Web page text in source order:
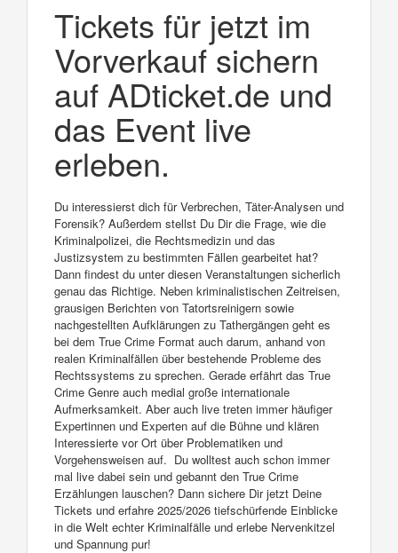
Tickets für jetzt im
Vorverkauf sichern
auf ADticket.de und
das Event live
erleben.
Du interessierst dich für Verbrechen, Täter-Analysen und
Forensik? Außerdem stellst Du Dir die Frage, wie die
Kriminalpolizei, die Rechtsmedizin und das
Justizsystem zu bestimmten Fällen gearbeitet hat?
Dann findest du unter diesen Veranstaltungen sicherlich
genau das Richtige. Neben kriminalistischen Zeitreisen,
grausigen Berichten von Tatortsreinigern sowie
nachgestellten Aufklärungen zu Tathergängen geht es
bei dem True Crime Format auch darum, anhand von
realen Kriminalfällen über bestehende Probleme des
Rechtssystems zu sprechen. Gerade erfährt das True
Crime Genre auch medial große internationale
Aufmerksamkeit. Aber auch live treten immer häufiger
Expertinnen und Experten auf die Bühne und klären
Interessierte vor Ort über Problematiken und
Vorgehensweisen auf. Du wolltest auch schon immer
mal live dabei sein und gebannt den True Crime
Erzählungen lauschen? Dann sichere Dir jetzt Deine
Tickets und erfahre 2025/2026 tiefschürfende Einblicke
in die Welt echter Kriminalfälle und erlebe Nervenkitzel
und Spannung pur!